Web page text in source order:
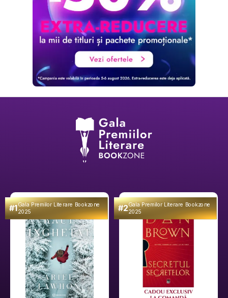
#1Gala Premilor Literare Bookzone
2025 #2Gala Premilor Literare Bookzone
2025